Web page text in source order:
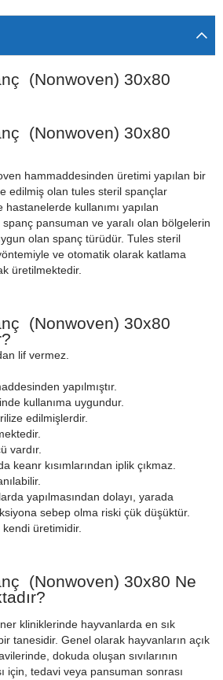
(Nonwoven) 30x80
(Nonwoven) 30x80
hammaddesinden üretimi yapılan bir
edilmiş olan tules steril spançlar
kullanımı yapılan
pansuman ve yaralı olan bölgelerin
olan spanç türüdür. Tules steril
ve otomatik olarak katlama
üretilmektedir.
(Nonwoven) 30x80
lif vermez.
yapılmıştır.
kullanıma uygundur.
edilmişlerdir.
vardır.
keanr kısımlarından iplik çıkmaz.
yapılmasından dolayı, yarada
sebep olma riski çük düşüktür.
kendi üretimidir.
(Nonwoven) 30x80 Ne
kliniklerinde hayvanlarda en sık
tanesidir. Genel olarak hayvanların açık
dokuda oluşan sıvılarının
için, tedavi veya pansuman sonrası